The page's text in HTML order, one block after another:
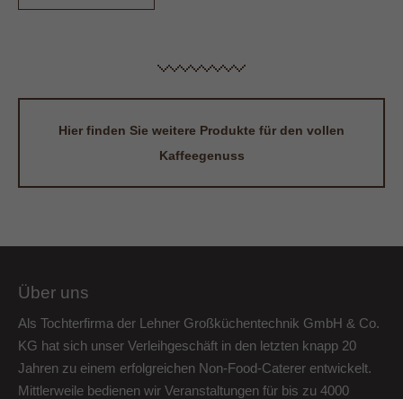
Hier finden Sie weitere Produkte für den vollen
Kaffeegenuss
Über uns
Als Tochterfirma der Lehner Großküchentechnik GmbH & Co.
KG hat sich unser Verleihgeschäft in den letzten knapp 20
Jahren zu einem erfolgreichen Non-Food-Caterer entwickelt.
Mittlerweile bedienen wir Veranstaltungen für bis zu 4000